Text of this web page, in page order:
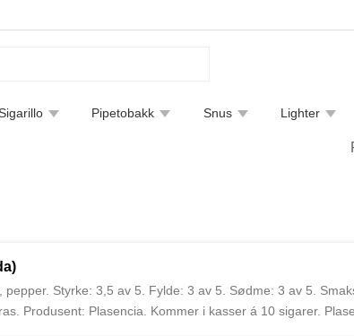
Pipetobakk Snus Lighter
Styrke: 3,5 av 5. Fylde: 3 av 5. Sødme: 3 av 5.
Produsent: Plasencia. Kommer i kasser á 10 sigarer.